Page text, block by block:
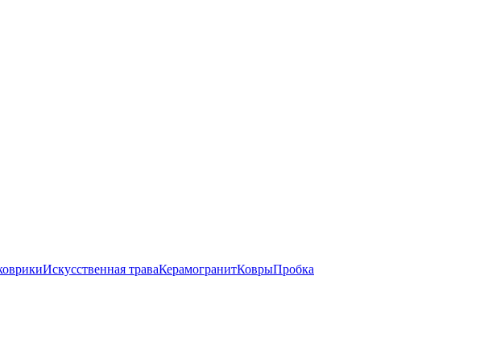
Искусственная траваКерамогранитКоврыПробка